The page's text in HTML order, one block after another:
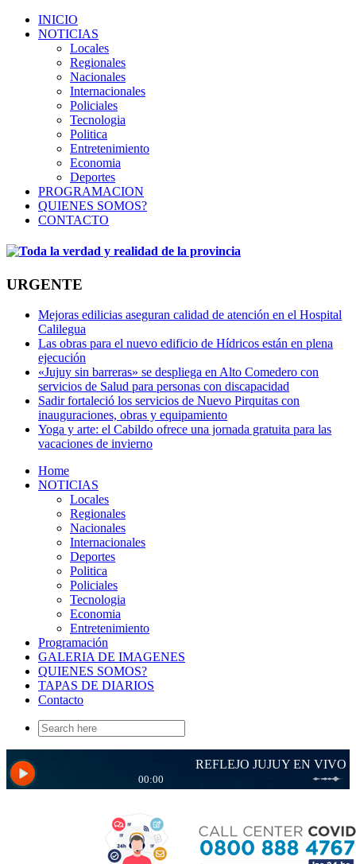
INICIO
NOTICIAS
Locales
Regionales
Nacionales
Internacionales
Policiales
Tecnologia
Politica
Entretenimiento
Economia
Deportes
PROGRAMACION
QUIENES SOMOS?
CONTACTO
URGENTE
Mejoras edilicias aseguran calidad de atención en el Hospital
Calilegua
Las obras para el nuevo edificio de Hídricos están en plena
ejecución
«Jujuy sin barreras» se despliega en Alto Comedero con
servicios de Salud para personas con discapacidad
Sadir fortaleció los servicios de Nuevo Pirquitas con
inauguraciones, obras y equipamiento
Yoga y arte: el Cabildo ofrece una jornada gratuita para las
vacaciones de invierno
Home
NOTICIAS
Locales
Regionales
Nacionales
Internacionales
Deportes
Politica
Policiales
Tecnologia
Economia
Entretenimiento
Programación
GALERIA DE IMAGENES
QUIENES SOMOS?
TAPAS DE DIARIOS
Contacto
Search
for: